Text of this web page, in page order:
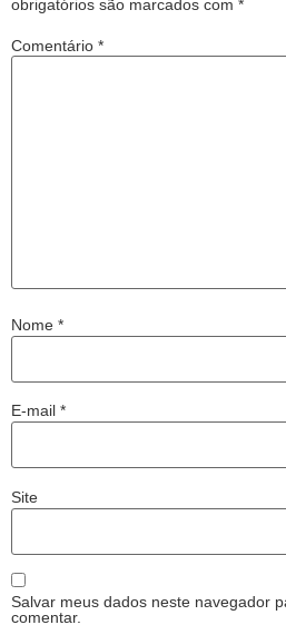
obrigatórios são marcados com *
Comentário *
Nome *
E-mail *
Site
Salvar meus dados neste navegador
comentar.